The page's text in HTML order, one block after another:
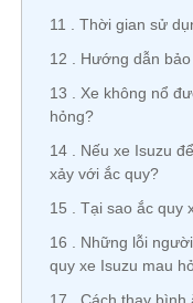
11
Thời gian sử
12
Hướng dẫn
13
Xe không nổ
hỏng?
14
Nếu xe Isuzu
xảy với ắc quy?
15
Tại sao ắc quy
16
Những lỗi
quy xe Isuzu mau